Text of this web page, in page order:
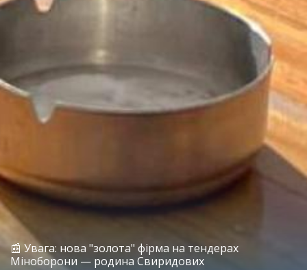
📰 Увага: нова "золота" фірма на тендерах
Міноборони — родина Свиридових